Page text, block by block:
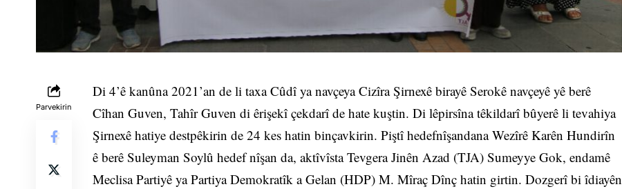
Parvekirin
Di 4’ê kanûna 2021’an de li taxa Cûdî ya navçeya Cizîra Şirnexê birayê Serokê navçeyê yê berê
Cîhan Guven, Tahîr Guven di êrişekî çekdarî de hate kuştin. Di lêpirsîna têkildarî bûyerê li tevahiya
Şirnexê hatiye destpêkirin de 24 kes hatin binçavkirin. Piştî hedefnîşandana Wezîrê Karên Hundirîn
ê berê Suleyman Soylû hedef nîşan da, aktîvîsta Tevgera Jinên Azad (TJA) Sumeyye Gok, endamê
Meclisa Partiyê ya Partiya Demokratîk a Gelan (HDP) M. Mîraç Dînç hatin girtin. Dozgerî bi îdiayên